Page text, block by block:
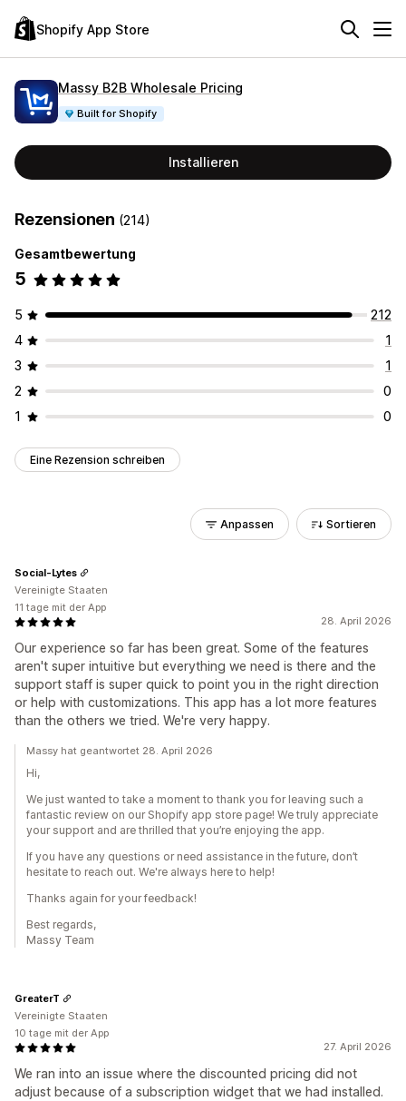
Shopify App Store
Massy B2B Wholesale Pricing
Built for Shopify
Installieren
Rezensionen (214)
Gesamtbewertung
5
5
212
4
1
3
1
2
0
1
0
Eine Rezension schreiben
Anpassen Sortieren
28. April 2026
Our experience so far has been great. Some of the features
aren't super intuitive but everything we need is there and the
support staff is super quick to point you in the right direction
or help with customizations. This app has a lot more features
than the others we tried. We're very happy.
Social-Lytes
Vereinigte Staaten
11 tage mit der App
Massy hat geantwortet 28. April 2026
Hi,
We just wanted to take a moment to thank you for leaving such a
fantastic review on our Shopify app store page! We truly appreciate
your support and are thrilled that you’re enjoying the app.
If you have any questions or need assistance in the future, don’t
hesitate to reach out. We're always here to help!
Thanks again for your feedback!
Best regards,
Massy Team
27. April 2026
We ran into an issue where the discounted pricing did not
adjust because of a subscription widget that we had installed.
GreaterT
Vereinigte Staaten
10 tage mit der App